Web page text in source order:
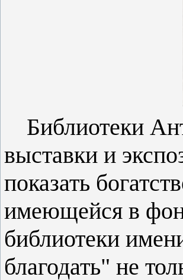
Библиотеки
выставки и
показать
имеющейся в
библиотеки
благодать" не